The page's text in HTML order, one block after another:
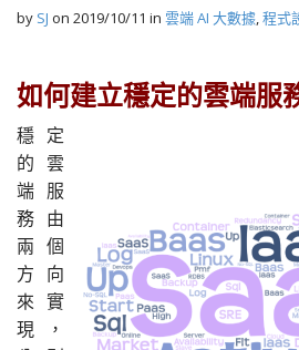
by SJ on 2019/10/11 in 雲端 AI 大數據,程式
如何建立穩定的雲端服
穩定
的雲
端服
務由
兩個
方向
來實
現，